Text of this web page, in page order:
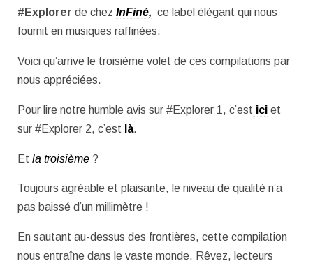
#Explorer de chez InFiné, ce label élégant qui nous
fournit en musiques raffinées.
Voici qu’arrive le troisième volet de ces compilations par
nous appréciées.
Pour lire notre humble avis sur #Explorer 1, c’est ici et
sur #Explorer 2, c’est là.
Et la troisième ?
Toujours agréable et plaisante, le niveau de qualité n’a
pas baissé d’un millimètre !
En sautant au-dessus des frontières, cette compilation
nous entraîne dans le vaste monde. Rêvez, lecteurs